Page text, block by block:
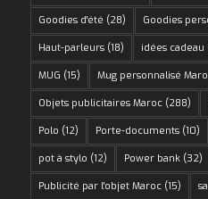
Goodies d'été (28) Goodies
Haut-parleurs(18) idées cadeau
MUG (15) Mug personnalisé
Objets publicitaires Maroc(288)
Polo (12) Porte-documents(10)
pot à stylo (12) Power bank(32)
Publicité par l'objet Maroc(15)